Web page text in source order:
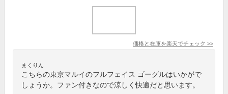
価格と在庫を楽天でチェック >>
まくりん
こちらの東京マルイのフルフェイス ゴーグルはいかがで
しょうか。ファン付きなので涼しく快適だと思います。